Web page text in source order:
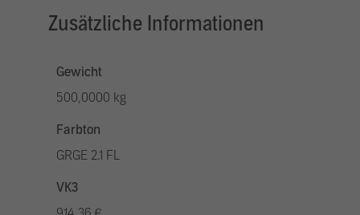
Zusätzliche Informationen
Gewicht
500,0000 kg
Farbton
GRGE 2.1 FL
VK3